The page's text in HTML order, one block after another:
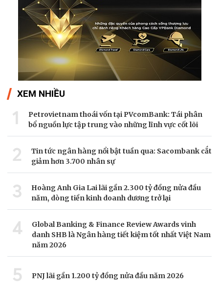
XEM NHIỀU
1
Petrovietnam thoái vốn tại PVcomBank: Tái phân
bổ nguồn lực tập trung vào những lĩnh vực cốt lõi
2
Tin tức ngân hàng nổi bật tuần qua: Sacombank cắt
giảm hơn 3.700 nhân sự
3
Hoàng Anh Gia Lai lãi gần 2.300 tỷ đồng nửa đầu
năm, dòng tiền kinh doanh dương trở lại
4
Global Banking & Finance Review Awards vinh
danh SHB là Ngân hàng tiết kiệm tốt nhất Việt Nam
năm 2026
5 PNJ lãi gần 1.200 tỷ đồng nửa đầu năm 2026